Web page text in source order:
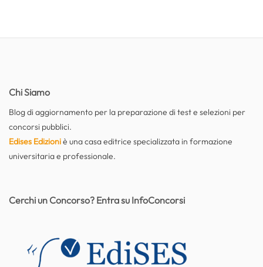
Chi Siamo
Blog di aggiornamento per la preparazione di test e selezioni per
concorsi pubblici.
Edises Edizioniè una casa editrice specializzata in formazione
universitaria e professionale.
Cerchi un Concorso? Entra su InfoConcorsi